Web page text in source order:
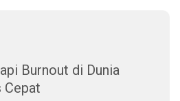
Burnout di Dunia
Cepat